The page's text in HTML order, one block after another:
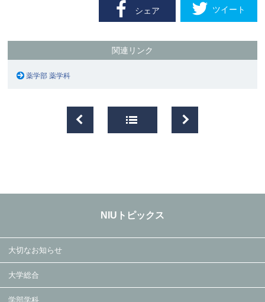
シェア ツイート
関連リンク
薬学部 薬学科
NIUトピックス
大切なお知らせ
大学総合
学部学科